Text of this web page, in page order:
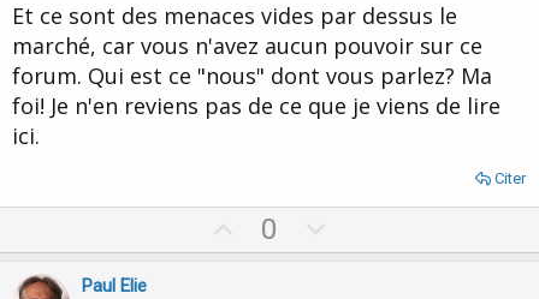
Et ce sont des menaces vides par dessus le
marché, car vous n'avez aucun pouvoir sur ce
forum. Qui est ce "nous" dont vous parlez? Ma
foi! Je n'en reviens pas de ce que je viens de lire
ici.
Citer
p
0
o
Paul Elie